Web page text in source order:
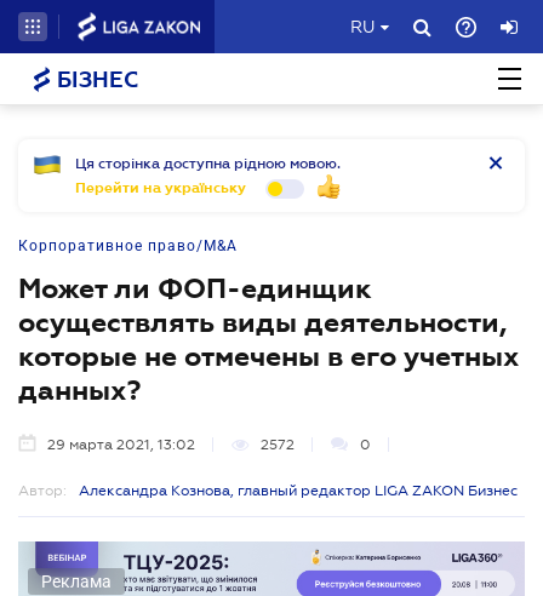
RU
БІЗНЕС
Ця сторінка доступна рідною мовою.
Перейти на українську
Корпоративное право/M&A
Может ли ФОП-единщик
осуществлять виды деятельности,
которые не отмечены в его учетных
данных?
29 марта 2021, 13:02 2572 0
Автор: Александра Кознова, главный редактор LIGA ZAKON Бизнес
Реклама